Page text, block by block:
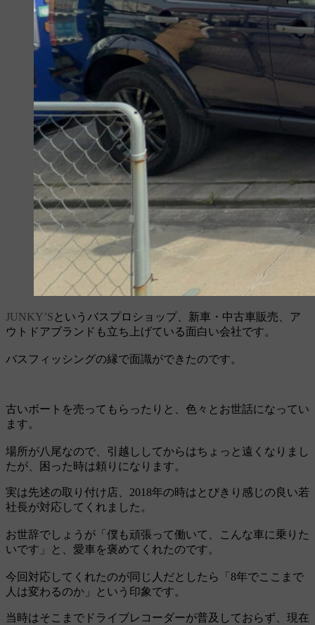
JUNKY’S というバスプロショップ、新車・中古車販売、ア
ウトドアブランドも立ち上げている面白い会社です。
バスフィッシングの縁で面識ができたのです。
古いボートを売ってもらったりと、色々とお世話になってい
ます。
場所が八尾なので、引越ししてからはちょっと遠くなりまし
たが、困った時は頼りになります。
実は先述の取り付け店、2018年の時はとびきり感じの良い若
社長が対応してくれました。
お世辞でしょうが「僕も頑張って働いて、こんな車に乗りた
いです」と、愛車を褒めてくれたのです。
今回対応してくれたのが同じ人だとしたら「8年でここまで
人は変わるのか」という印象です。
当時はそこまでドライブレコーダーが普及しておらず、現在